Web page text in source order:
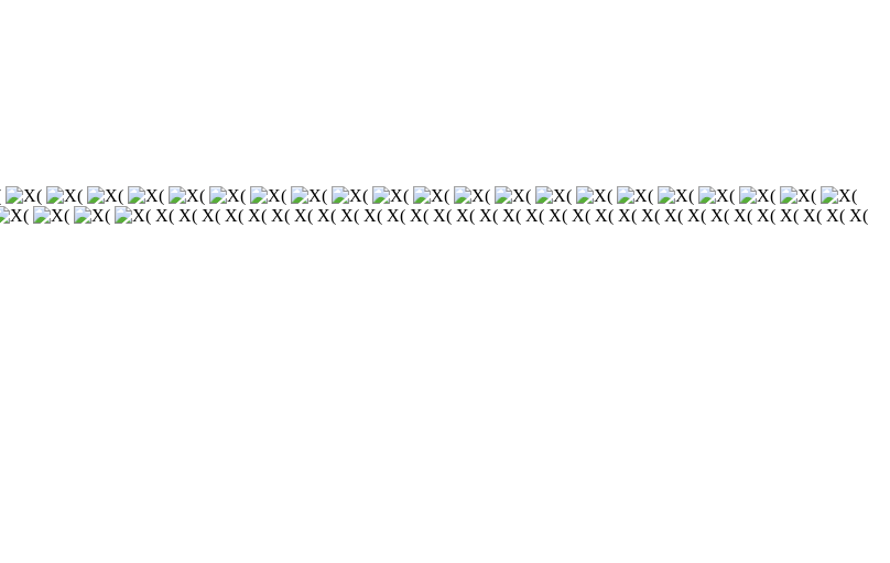
X( X( X( X( X( X( X( X( X( X( X( X( X( X( X( X( X( X( X( X( X( X( X( X( X( X( X( X( X( X( X(